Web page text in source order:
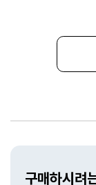
구매하시려